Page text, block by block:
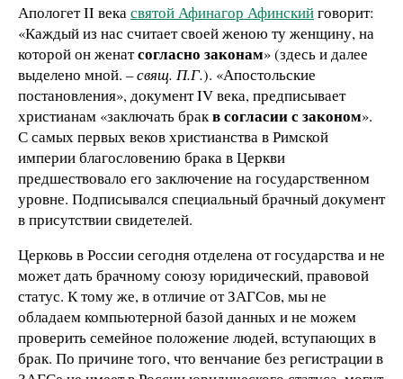
Апологет II векасвятой Афинагор Афинскийговорит:
«Каждый из нас считает своей женою ту женщину, на
которой он женатсогласно законам» (здесь и далее
выделено мной. – свящ. П.Г.). «Апостольские
постановления», документ IV века, предписывает
христианам «заключать бракв согласии с законом».
С самых первых веков христианства в Римской
империи благословению брака в Церкви
предшествовало его заключение на государственном
уровне. Подписывался специальный брачный документ
в присутствии свидетелей.
Церковь в России сегодня отделена от государства и не
может дать брачному союзу юридический, правовой
статус. К тому же, в отличие от ЗАГСов, мы не
обладаем компьютерной базой данных и не можем
проверить семейное положение людей, вступающих в
брак. По причине того, что венчание без регистрации в